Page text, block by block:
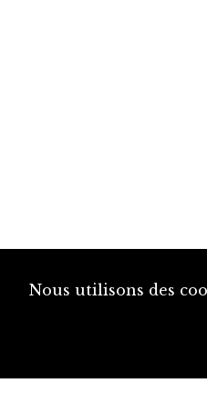
Nous utilisons des